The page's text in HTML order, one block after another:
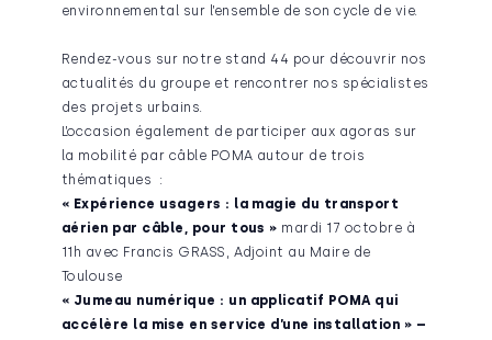
environnemental sur l’ensemble de son cycle de vie.
Rendez-vous sur notre stand 44 pour découvrir nos
actualités du groupe et rencontrer nos spécialistes
des projets urbains.
L’occasion également de participer aux agoras sur
la mobilité par câble POMA autour de trois
thématiques :
« Expérience usagers : la magie du transport
aérien par câble, pour tous » mardi 17 octobre à
11h avec Francis GRASS, Adjoint au Maire de
Toulouse
« Jumeau numérique : un applicatif POMA qui
accélère la mise en service d’une installation » –